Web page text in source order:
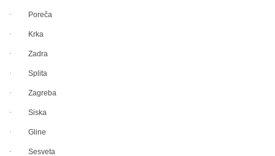
· Poreča
· Krka
· Zadra
· Splita
· Zagreba
· Siska
· Gline
· Sesveta